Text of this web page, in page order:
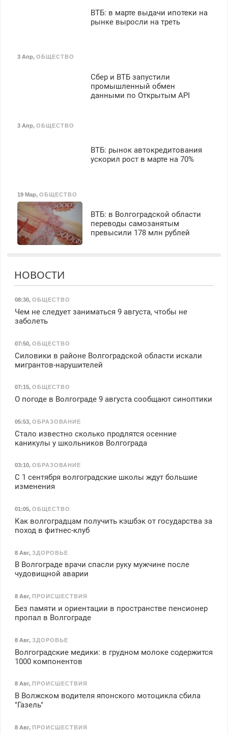
ВТБ: в марте выдачи ипотеки на
рынке выросли на треть
3 Апр, ОБЩЕСТВО
Сбер и ВТБ запустили
промышленный обмен
данными по Открытым API
3 Апр, ОБЩЕСТВО
ВТБ: рынок автокредитования
ускорил рост в марте на 70%
19 Мар, ОБЩЕСТВО
ВТБ: в Волгоградской области
переводы самозанятым
превысили 178 млн рублей
НОВОСТИ
08:30, ОБЩЕСТВО
Чем не следует заниматься 9 августа, чтобы не
заболеть
07:50, ОБЩЕСТВО
Силовики в районе Волгоградской области искали
мигрантов-нарушителей
07:15, ОБЩЕСТВО
О погоде в Волгограде 9 августа сообщают синоптики
05:53, ОБРАЗОВАНИЕ
Стало известно сколько продлятся осенние
каникулы у школьников Волгограда
03:10, ОБРАЗОВАНИЕ
С 1 сентября волгоградские школы ждут большие
изменения
01:05, ОБЩЕСТВО
Как волгоградцам получить кэшбэк от государства за
поход в фитнес-клуб
8 Авг, ЗДОРОВЬЕ
В Волгограде врачи спасли руку мужчине после
чудовищной аварии
8 Авг, ПРОИСШЕСТВИЯ
Без памяти и ориентации в пространстве пенсионер
пропал в Волгограде
8 Авг, ЗДОРОВЬЕ
Волгоградские медики: в грудном молоке содержится
1000 компонентов
8 Авг, ПРОИСШЕСТВИЯ
В Волжском водителя японского мотоцикла сбила
"Газель"
8 Авг, ПРОИСШЕСТВИЯ